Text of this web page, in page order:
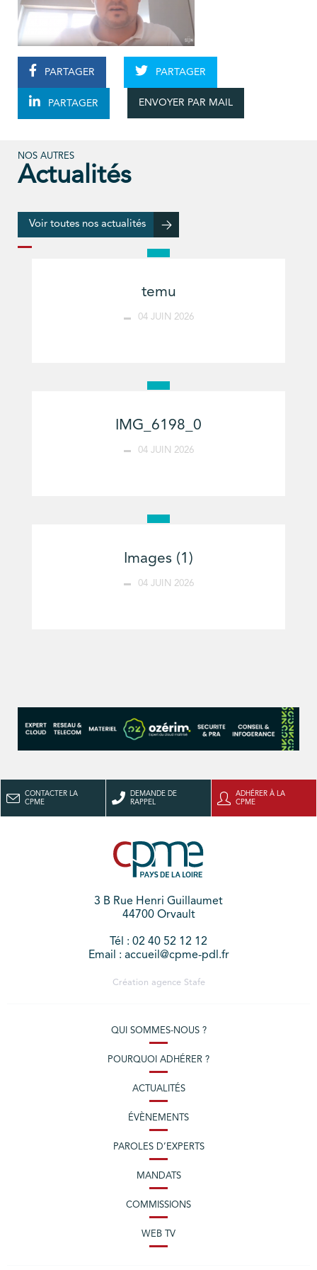
PARTAGER PARTAGER
PARTAGER ENVOYER PAR MAIL
NOS AUTRES
Actualités
Voir toutes nos actualités
temu
04 JUIN 2026
IMG_6198_0
04 JUIN 2026
Images (1)
04 JUIN 2026
CONTACTER LA
CPME
DEMANDE DE
RAPPEL
ADHÉRER À LA
CPME
3 B Rue Henri Guillaumet
44700 Orvault
Tél : 02 40 52 12 12
Email : accueil@cpme-pdl.fr
Création agence Stafe
QUI SOMMES-NOUS ?
POURQUOI ADHÉRER ?
ACTUALITÉS
ÉVÈNEMENTS
PAROLES D’EXPERTS
MANDATS
COMMISSIONS
WEB TV